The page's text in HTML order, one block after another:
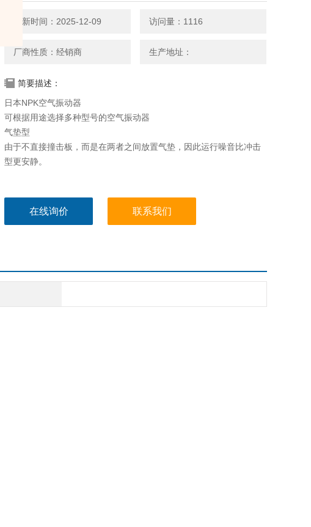
更新时间：2025-12-09 访问量：1116
厂商性质：经销商 生产地址：
简要描述：
日本NPK空气振动器
可根据用途选择多种型号的空气振动器
气垫型
由于不直接撞击板，而是在两者之间放置气垫，因此运行噪音比冲击
型更安静。
在线询价 联系我们